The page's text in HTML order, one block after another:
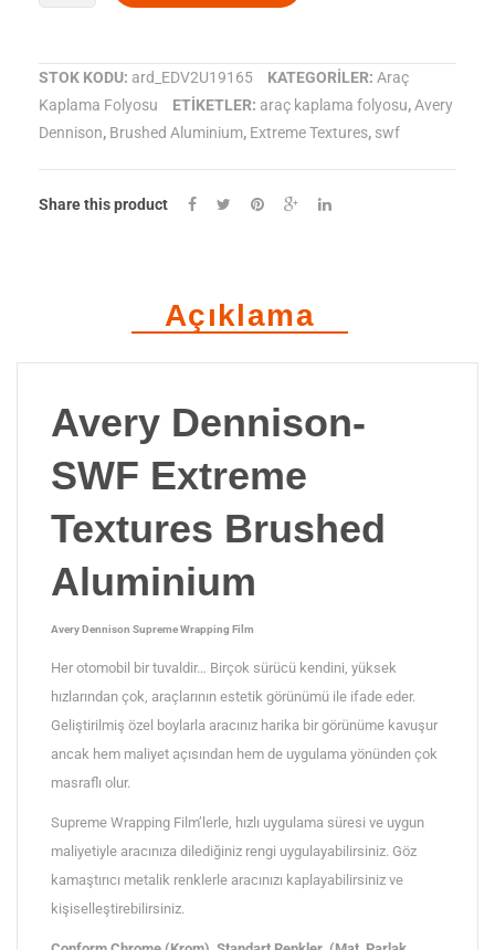
SWF
Extreme
Brushed
STOK KODU: ard_EDV2U19165 KATEGORILER: Araç
Kaplama Folyosu
ETIKETLER: araç kaplama folyosu, Avery
Dennison, Brushed Aluminium, Extreme Textures, swf
Share this product
Açıklama
Avery Dennison-
SWF Extreme
Textures Brushed
Aluminium
Avery Dennison Supreme Wrapping Film
Her otomobil bir tuvaldir… Birçok sürücü kendini, yüksek
hızlarından çok, araçlarının estetik görünümü ile ifade eder.
Geliştirilmiş özel boylarla aracınız harika bir görünüme kavuşur
ancak hem maliyet açısından hem de uygulama yönünden çok
masraflı olur.
Supreme Wrapping Film’lerle, hızlı uygulama süresi ve uygun
maliyetiyle aracınıza dilediğiniz rengi uygulayabilirsiniz. Göz
kamaştırıcı metalik renklerle aracınızı kaplayabilirsiniz ve
kişiselleştirebilirsiniz.